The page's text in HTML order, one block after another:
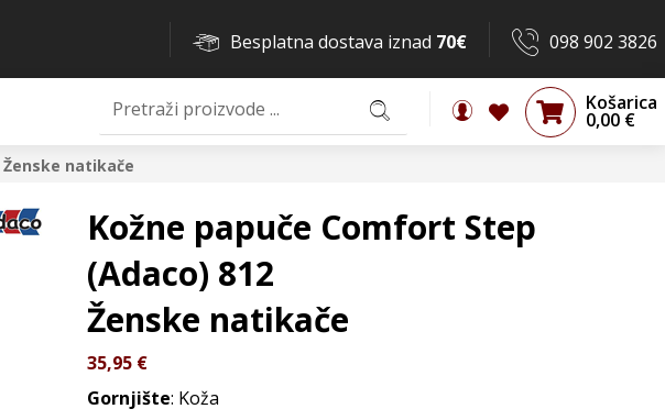
098 902 3826
Besplatna dostava iznad 70€
Košarica
0,00 €
Ženske natikače
Kožne papuče Comfort Step
(Adaco) 812
Ženske natikače
35,95 €
Gornjište: Koža